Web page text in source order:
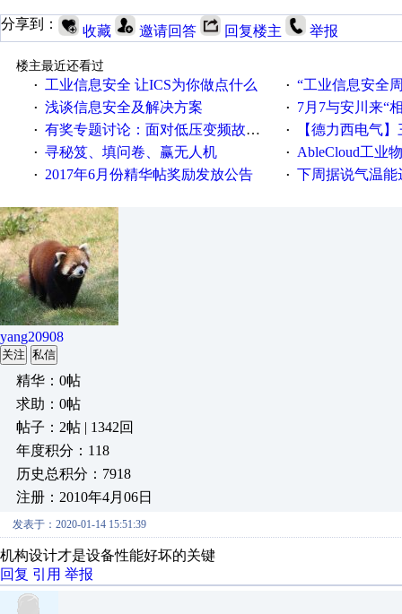
分享到： 收藏 邀请回答 回复楼主 举报
楼主最近还看过
·
工业信息安全 让ICS为你做点什么 · “工业信息安全周之我见”
· 浅谈信息安全及解决方案 · 7月7与安川来“
· 有奖专题讨论：面对低压变频故障，老手是这样解决的！ · 【德力西电气】三
· 寻秘笈、填问卷、赢无人机 · AbleCloud工业物联
· 2017年6月份精华帖奖励发放公告 · 下周据说气温能
yang20908
关注 私信
精华：0帖
求助：0帖
帖子：2帖 | 1342回
年度积分：118
历史总积分：7918
注册：2010年4月06日
发表于：2020-01-14 15:51:39
机构设计才是设备性能好坏的关键
回复 引用 举报